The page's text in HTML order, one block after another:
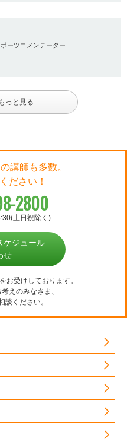
ーツコメンテーター
っと見る
講師も多数。
ださい！
2800
土日祝除く)
ケジュール
せ
お受けしております。
えのみなさま、
談ください。